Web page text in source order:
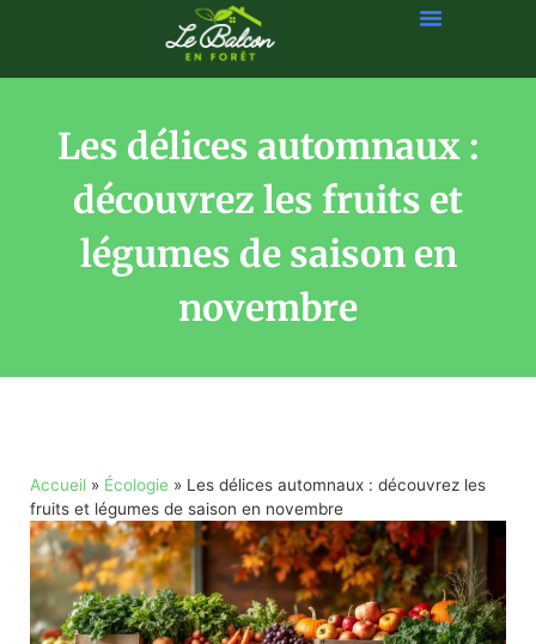
Les délices automnaux :
découvrez les fruits et
légumes de saison en
novembre
Accueil » Écologie » Les délices automnaux : découvrez les
fruits et légumes de saison en novembre